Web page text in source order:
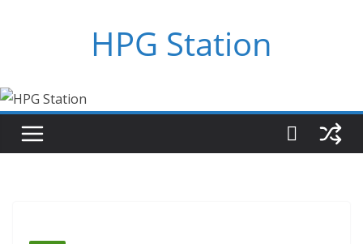
HPG Station